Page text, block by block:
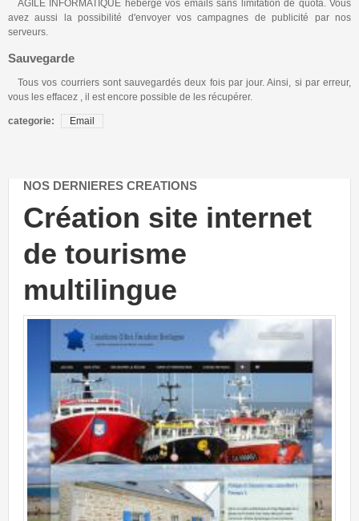
Matériel
Référencement
Nous contacter
AGILE INFORMATIQUE héberge vos emails sans limitation de quota. Vous
avez aussi la possibilité d'envoyer vos campagnes de publicité par nos
serveurs.
Sauvegarde
Tous vos courriers sont sauvegardés deux fois par jour. Ainsi, si par erreur,
vous les effacez , il est encore possible de les récupérer.
categorie: Email
NOS DERNIERES CREATIONS
Création site internet
de tourisme
multilingue